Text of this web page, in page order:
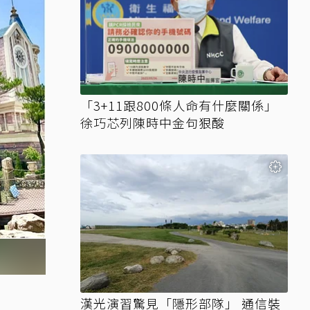
「3+11跟800條人命有什麼關係」
徐巧芯列陳時中金句狠酸
漢光演習驚見「隱形部隊」 通信裝